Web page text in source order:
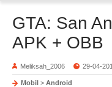
GTA: San
APK + OBB
Meliksah_2006 29-04-
Mobil > Android